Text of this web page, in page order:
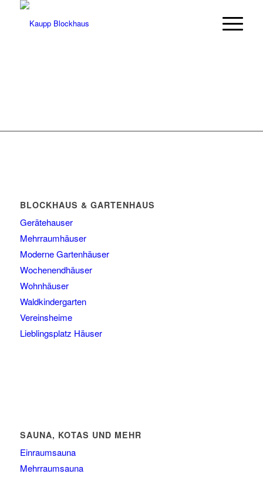
BLOCKHAUS & GARTENHAUS
Gerätehauser
Mehrraumhäuser
Moderne Gartenhäuser
Wochenendhäuser
Wohnhäuser
Waldkindergarten
Vereinsheime
Lieblingsplatz Häuser
SAUNA, KOTAS UND MEHR
Einraumsauna
Mehrraumsauna